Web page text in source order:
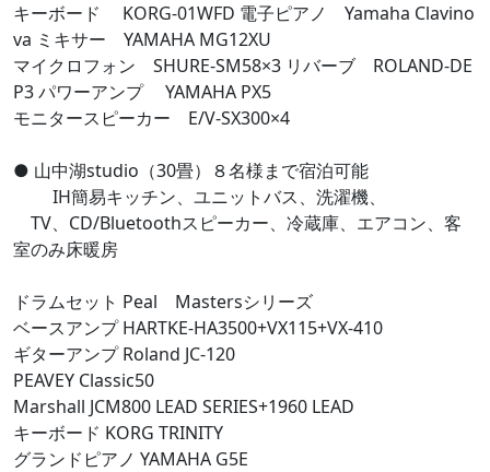
キーボード KORG-01WFD 電子ピアノ Yamaha Clavino
va ミキサー YAMAHA MG12XU
マイクロフォン SHURE-SM58×3 リバーブ ROLAND-DE
P3 パワーアンプ YAMAHA PX5
モニタースピーカー E/V-SX300×4
● 山中湖studio（30畳）８名様まで宿泊可能
IH簡易キッチン、ユニットバス、洗濯機、
TV、CD/Bluetoothスピーカー、冷蔵庫、エアコン、客
室のみ床暖房
ドラムセット Peal Mastersシリーズ
ベースアンプ HARTKE-HA3500+VX115+VX-410
ギターアンプ Roland JC-120
PEAVEY Classic50
Marshall JCM800 LEAD SERIES+1960 LEAD
キーボード KORG TRINITY
グランドピアノ YAMAHA G5E